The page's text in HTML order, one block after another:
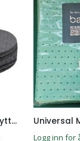
Universal Fatlokkbeskyttelse 25stk
Logg inn for